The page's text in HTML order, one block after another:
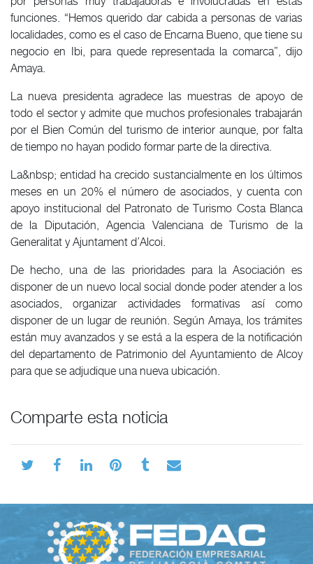
funciones. “Hemos querido dar cabida a personas de varias
localidades, como es el caso de Encarna Bueno, que tiene su
negocio en Ibi, para quede representada la comarca”, dijo
Amaya.
La nueva presidenta agradece las muestras de apoyo de
todo el sector y admite que muchos profesionales trabajarán
por el Bien Común del turismo de interior aunque, por falta
de tiempo no hayan podido formar parte de la directiva.
La&nbsp; entidad ha crecido sustancialmente en los últimos
meses en un 20% el número de asociados, y cuenta con
apoyo institucional del Patronato de Turismo Costa Blanca
de la Diputación, Agencia Valenciana de Turismo de la
Generalitat y Ajuntament d’Alcoi.
De hecho, una de las prioridades para la Asociación es
disponer de un nuevo local social donde poder atender a los
asociados, organizar actividades formativas así como
disponer de un lugar de reunión. Según Amaya, los trámites
están muy avanzados y se está a la espera de la notificación
del departamento de Patrimonio del Ayuntamiento de Alcoy
para que se adjudique una nueva ubicación.
Comparte esta noticia